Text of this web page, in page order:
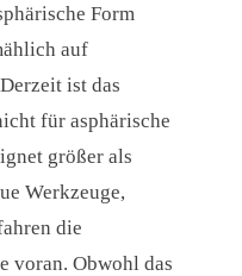
Form
auf
ist das
für asphärische
größer als
Werkzeuge,
die
voran. Obwohl das